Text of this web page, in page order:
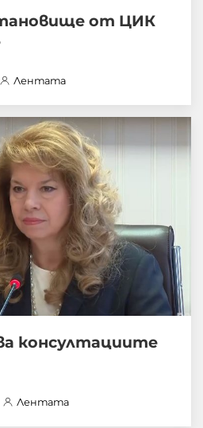
от ЦИК
Лентата
консултациите
Лентата